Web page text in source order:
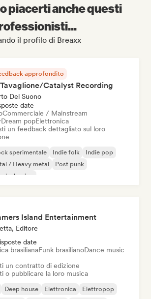
piacerti anche questi
il profilo di Breaxx
approfondito
Catalyst Recording
Del Suono
date
Commerciale / Mainstream
Dream popElettronica
un feedback dettagliato sul loro
sperimentale Indie folk
Indie pop
/ Heavy metal
Post punk
classico
Island Entertainment
Editore
date
brasilianaFunk brasilianoDance music
un contratto di edizione
o pubblicare la loro musica
Deep house Elettronica
Elettropop